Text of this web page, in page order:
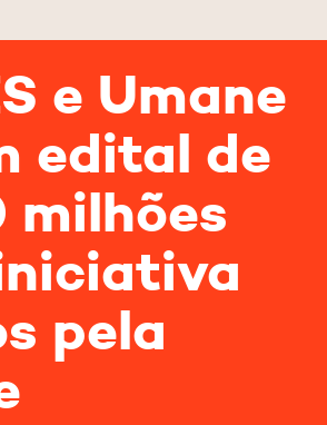
e Umane
edital de
milhões
pela